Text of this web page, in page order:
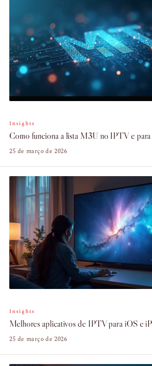
Insights
Como funciona a lista M3U no IPTV e para
25 de março de 2026
Insights
Melhores aplicativos de IPTV para iOS e
25 de março de 2026